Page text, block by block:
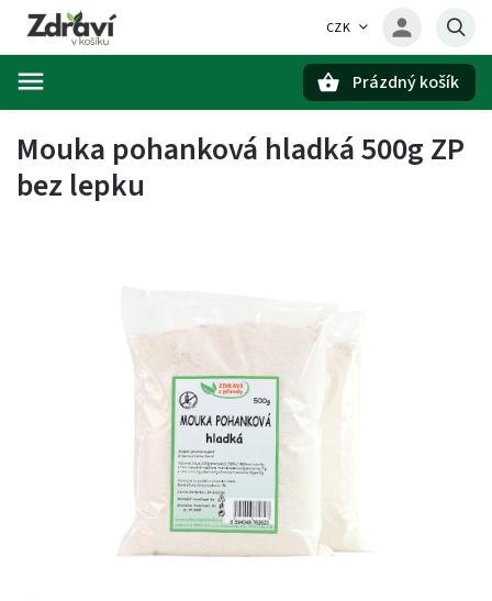
CZK
Prázdný košík
Mouka pohanková hladká 500g ZP
bez lepku